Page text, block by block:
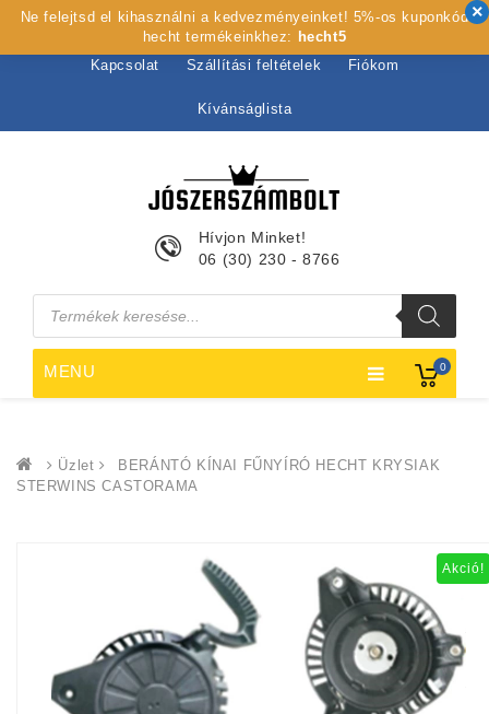
Kezdőlap Rólunk Webshop Szolgáltatások
Kapcsolat Szállítási feltételek Fiókom
Kívánságlista
0
Hívjon Minket!
06 (30) 230 - 8766
Products
search
MENU
Üzlet
BERÁNTÓ KÍNAI FŰNYÍRÓ HECHT KRYSIAK
STERWINS CASTORAMA
Akció!
Ne felejtsd el kihasználni a kedvezményeinket! 5%-os kuponkód
hecht termékeinkhez: hecht5